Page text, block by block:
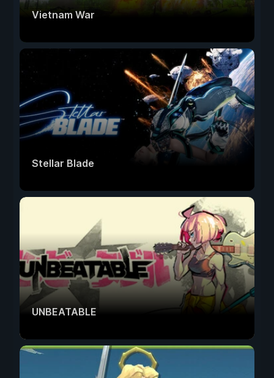
Vietnam War
Stellar Blade
UNBEATABLE